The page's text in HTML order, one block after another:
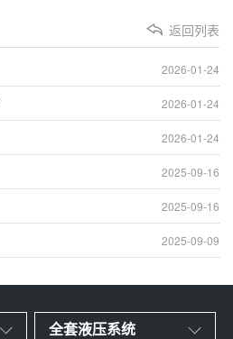
返回列表
2026-01-24
2026-01-24
2026-01-24
2025-09-16
2025-09-16
2025-09-09
全套液压系统